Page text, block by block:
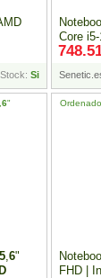
Stock:Si
Core
,6"
6"
FHD |